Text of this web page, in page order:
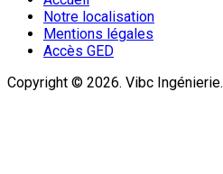
Notre localisation
Mentions légales
Accès GED
Copyright © 2026. Vibc Ingénierie.